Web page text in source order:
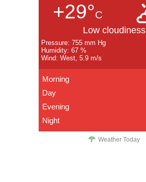
+29°C
Low cloudiness
Pressure: 755 mm Hg
Humidity: 67 %
Wind: West, 5.9 m/s
Morning
Day
Evening
Night
Weather Today